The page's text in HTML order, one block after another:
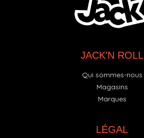
JACK'N ROLL
Qui sommes-nous
Magasins
Marques
LÉGAL